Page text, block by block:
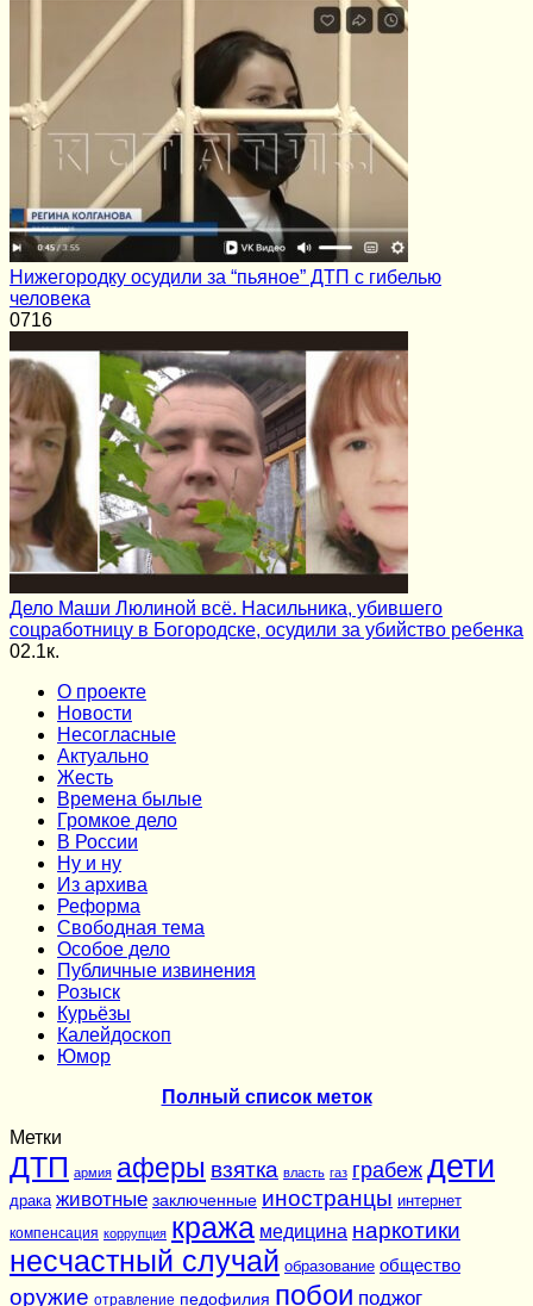
Нижегородку осудили за “пьяное” ДТП с гибелью
человека
0716
Дело Маши Люлиной всё. Насильника, убившего
соцработницу в Богородске, осудили за убийство ребенка
02.1к.
О проекте
Новости
Несогласные
Актуально
Жесть
Времена былые
Громкое дело
В России
Ну и ну
Из архива
Реформа
Cвободная тема
Особое дело
Публичные извинения
Розыск
Курьёзы
Калейдоскоп
Юмор
Полный список меток
Метки
ДТП армия аферы взятка власть газ грабеж дети
драка животные заключенные иностранцы интернет
компенсация коррупция кража медицина наркотики
несчастный случай образование общество
оружие отравление педофилия побои поджог